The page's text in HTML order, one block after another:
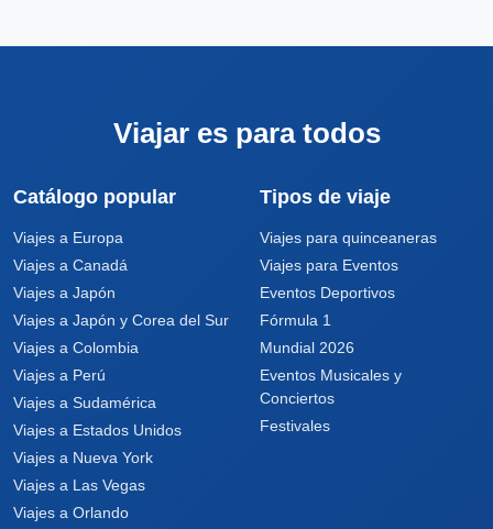
Viajar es para todos
Catálogo popular
Viajes a Europa
Viajes a Canadá
Viajes a Japón
Viajes a Japón y Corea del Sur
Viajes a Colombia
Viajes a Perú
Viajes a Sudamérica
Viajes a Estados Unidos
Viajes a Nueva York
Viajes a Las Vegas
Viajes a Orlando
Tipos de viaje
Viajes para quinceaneras
Viajes para Eventos
Eventos Deportivos
Fórmula 1
Mundial 2026
Eventos Musicales y
Conciertos
Festivales